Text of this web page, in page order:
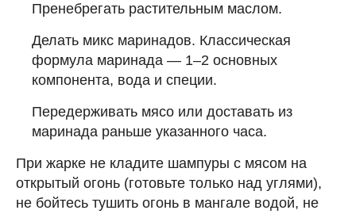
Пренебрегать растительным маслом.
Делать микс маринадов. Классическая
формула маринада — 1–2 основных
компонента, вода и специи.
Передерживать мясо или доставать из
маринада раньше указанного часа.
При жарке не кладите шампуры с мясом на
открытый огонь (готовьте только над углями),
не бойтесь тушить огонь в мангале водой, не